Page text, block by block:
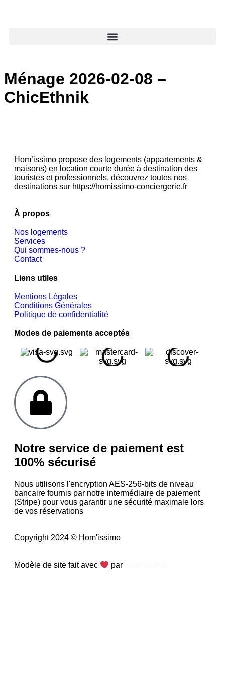
Ménage 2026-02-08 –
ChicEthnik
Hom’issimo propose des logements (appartements &
maisons) en location courte durée à destination des
touristes et professionnels, découvrez toutes nos
destinations sur https://homissimo-conciergerie.fr
À propos
Nos logements
Services
Qui sommes-nous ?
Contact
Liens utiles
Mentions Légales
Conditions Générales
Politique de confidentialité
Modes de paiements acceptés
Notre service de paiement est
100% sécurisé
Nous utilisons l'encryption AES-256-bits de niveau
bancaire fournis par notre intermédiaire de paiement
(Stripe) pour vous garantir une sécurité maximale lors
de vos réservations
Copyright 2024 © Hom'issimo
Modèle de site fait avec par